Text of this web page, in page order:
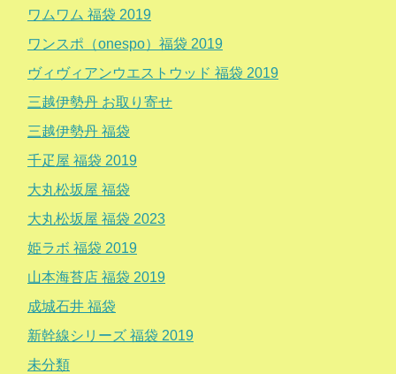
ワムワム 福袋 2019
ワンスポ（onespo）福袋 2019
ヴィヴィアンウエストウッド 福袋 2019
三越伊勢丹 お取り寄せ
三越伊勢丹 福袋
千疋屋 福袋 2019
大丸松坂屋 福袋
大丸松坂屋 福袋 2023
姫ラボ 福袋 2019
山本海苔店 福袋 2019
成城石井 福袋
新幹線シリーズ 福袋 2019
未分類